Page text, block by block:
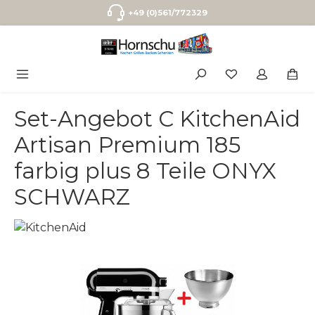
Zum Hauptinhalt springen+49 (0)561/772329
Set-Angebot C KitchenAid
Artisan Premium 185
farbig plus 8 Teile ONYX
SCHWARZ
Bildergalerie überspringen